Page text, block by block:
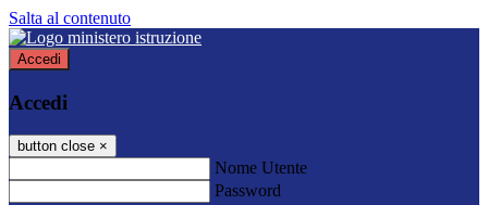
Salta al contenuto
Accedi
Accedi
button close ×
Nome Utente
Password